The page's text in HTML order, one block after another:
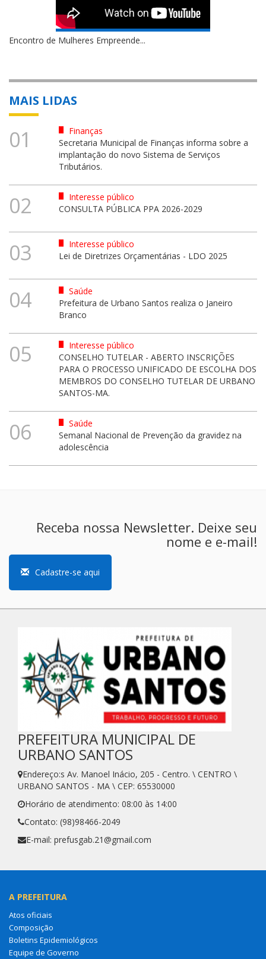
Encontro de Mulheres Empreende...
MAIS LIDAS
01
Finanças
Secretaria Municipal de Finanças informa sobre a
implantação do novo Sistema de Serviços
Tributários.
02
Interesse público
CONSULTA PÚBLICA PPA 2026-2029
03
Interesse público
Lei de Diretrizes Orçamentárias - LDO 2025
04
Saúde
Prefeitura de Urbano Santos realiza o Janeiro
Branco
05
Interesse público
CONSELHO TUTELAR - ABERTO INSCRIÇÕES
PARA O PROCESSO UNIFICADO DE ESCOLHA DOS
MEMBROS DO CONSELHO TUTELAR DE URBANO
SANTOS-MA.
06
Saúde
Semanal Nacional de Prevenção da gravidez na
adolescência
Receba nossa Newsletter. Deixe seu
nome e e-mail!
Cadastre-se aqui
PREFEITURA MUNICIPAL DE
URBANO SANTOS
Endereço:s Av. Manoel Inácio, 205 - Centro. \ CENTRO \
URBANO SANTOS - MA \ CEP: 65530000
Horário de atendimento: 08:00 às 14:00
Contato: (98)98466-2049
E-mail: prefusgab.21@gmail.com
A PREFEITURA
Atos oficiais
Composição
Boletins Epidemiológicos
Equipe de Governo